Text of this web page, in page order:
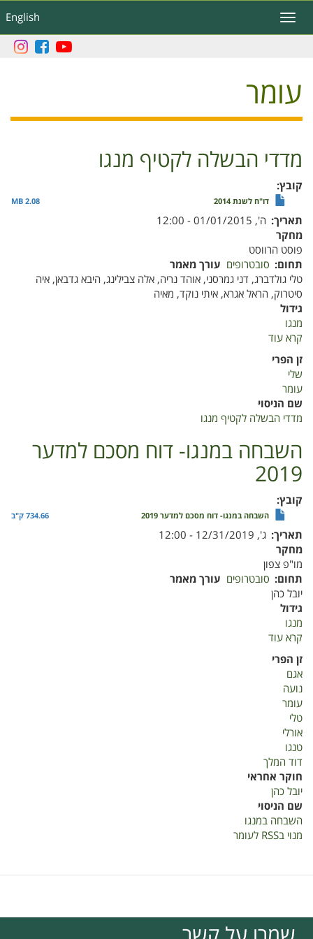
לתוכן
העיקרי
English
Toggle
navigation
עומר
מדדי הבשלה לקטיף מנגו
קובץ
דו"ח לשנת 2014 2.08 MB
תאריך ה', 01/01/2015 - 12:00
מחקר
פוסט הרווסט
תחום סובטרופים עורך מאמר
טלי גולדברג, דני גמרסני, אוהד נריה, אלה צבילינג, היבא גדבאן, איה
סיטרוק, הראל אגרא, איתי נוקד, מאיה
גידול
מנגו
קרא עוד
זן הפרי
שלי
עומר
שם הניסוי
מדדי הבשלה לקטיף מנגו
השבחה במנגו- דוח מסכם למדער
2019
קובץ
השבחה במנגו- דוח מסכם למדער 2019 734.66 ק"ב
תאריך ג', 12/31/2019 - 12:00
מחקר
מו"פ צפון
תחום סובטרופים עורך מאמר
יובל כהן
גידול
מנגו
קרא עוד
זן הפרי
אגם
נועה
עומר
טלי
אורלי
טנגו
דוד המלך
חוקר אחראי
יובל כהן
שם הניסוי
השבחה במנגו
מנוי בRSS לעומר